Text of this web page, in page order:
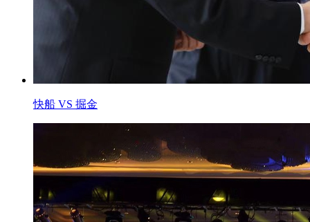
快船 VS 掘金